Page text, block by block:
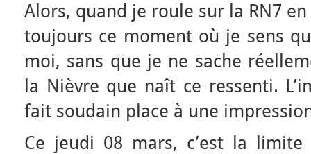
Alors, quand je roule sur la RN7
toujours ce moment où je sens
moi, sans que je ne sache
la Nièvre que naît ce ressenti.
fait soudain place à une
Ce jeudi 08 mars, c’est la limite